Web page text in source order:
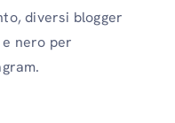
diversi blogger
nero per